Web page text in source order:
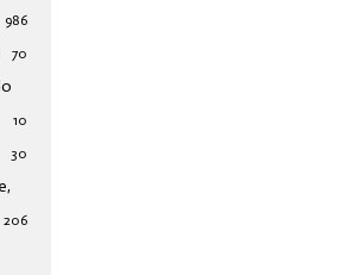
986
70
10
30
206